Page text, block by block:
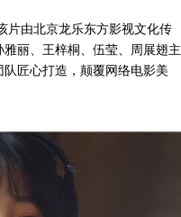
片由北京龙乐东方影视文化传
丽、王梓桐、伍莹、周展翅主
匠心打造，颠覆网络电影美